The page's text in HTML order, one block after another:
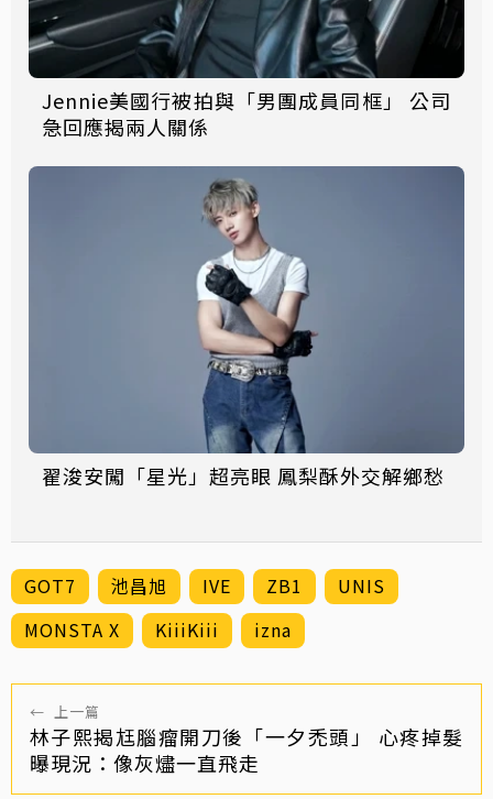
Jennie美國行被拍與「男團成員同框」 公司
急回應揭兩人關係
翟浚安闖「星光」超亮眼 鳳梨酥外交解鄉愁
GOT7 池昌旭 IVE ZB1
UNIS
MONSTA X
KiiiKiii izna
← 上一篇
林子熙揭尪腦瘤開刀後「一夕禿頭」 心疼掉髮
曝現況：像灰燼一直飛走